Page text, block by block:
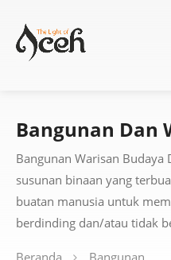
Bangunan Dan
Bangunan Warisan Budaya
susunan binaan yang
buatan manusia untuk
berdinding dan/atau tidak
Beranda Bangunan